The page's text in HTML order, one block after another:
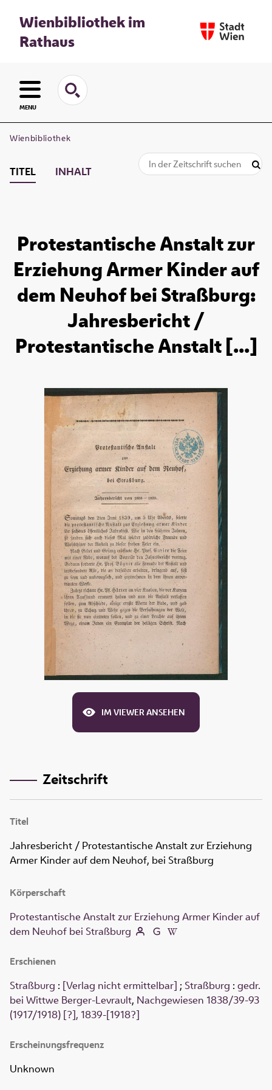
Wienbibliothek im
Rathaus
MENU
Wienbibliothek
TITEL INHALT
Protestantische Anstalt zur
Erziehung Armer Kinder auf
dem Neuhof bei Straßburg:
Jahresbericht /
Protestantische Anstalt [...]
IM VIEWER ANSEHEN
Zeitschrift
Titel
Jahresbericht / Protestantische Anstalt zur Erziehung
Armer Kinder auf dem Neuhof, bei Straßburg
Körperschaft
Protestantische Anstalt zur Erziehung Armer Kinder auf
dem Neuhof bei Straßburg
Erschienen
Straßburg : [Verlag nicht ermittelbar] ; Straßburg : gedr.
bei Wittwe Berger-Levrault, Nachgewiesen 1838/39-93
(1917/1918) [?], 1839-[1918?]
Erscheinungsfrequenz
Unknown